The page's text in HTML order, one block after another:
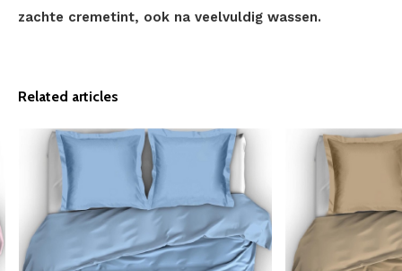
zachte cremetint, ook na veelvuldig wassen.
Related articles